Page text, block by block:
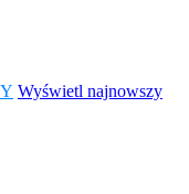
Wyświetl najnowszy